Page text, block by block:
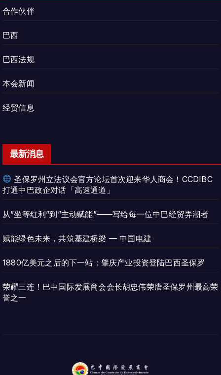
合作伙伴
巴西
巴西法规
本会新闻
经贸信息
最新消息
圣保罗州立法议会官方论坛首次迎来华人商会！CCDIBC
打通中巴政企对话「高速通道」
从”坐等红利”到”主动赋能”——写给每一位中巴经贸弄潮者
赋能绿色未来，共筑基建桥梁 — 中国电建
1880亿美元之后的下一站：肇庆产业投资登陆巴西圣保罗
荣耀三连！巴中国际发展商会会长胡忠伟荣膺圣保罗州最高荣
誉之一